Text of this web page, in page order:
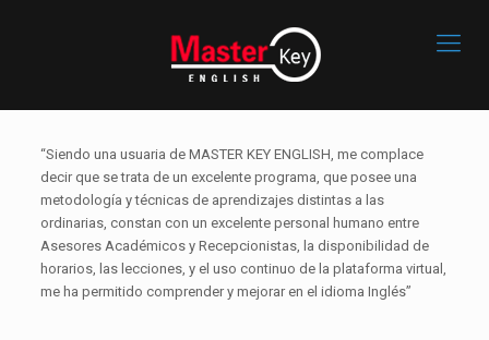
“Siendo una usuaria de MASTER KEY ENGLISH, me complace
decir que se trata de un excelente programa, que posee una
metodología y técnicas de aprendizajes distintas a las
ordinarias, constan con un excelente personal humano entre
Asesores Académicos y Recepcionistas, la disponibilidad de
horarios, las lecciones, y el uso continuo de la plataforma virtual,
me ha permitido comprender y mejorar en el idioma Inglés”